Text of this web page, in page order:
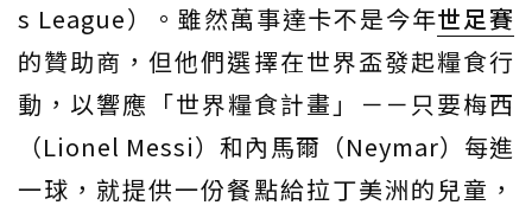
s League）。雖然萬事達卡不是今年世足賽
的贊助商，但他們選擇在世界盃發起糧食行
動，以響應「世界糧食計畫」－－只要梅西
（Lionel Messi）和內馬爾（Neymar）每進
一球，就提供一份餐點給拉丁美洲的兒童，